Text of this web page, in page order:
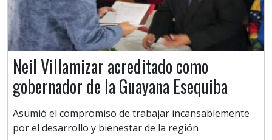
Neil Villamizar acreditado como
gobernador de la Guayana Esequiba
Asumió el compromiso de trabajar incansablemente
por el desarrollo y bienestar de la región